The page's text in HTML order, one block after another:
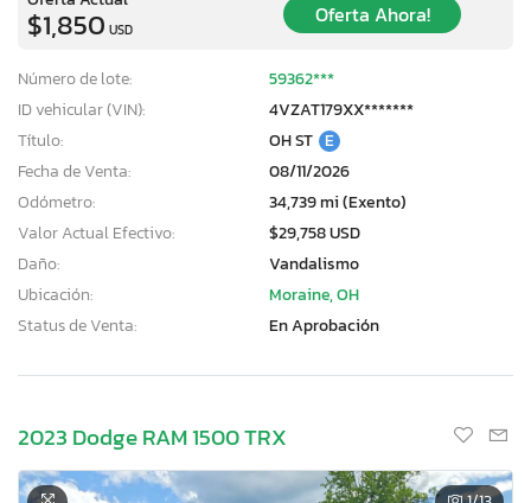
$1,850 USD
Oferta Ahora!
Número de lote:
59362***
ID vehicular (VIN):
4VZAT179XX*******
Título:
OH ST E
Fecha de Venta:
08/11/2026
Odómetro:
34,739 mi (Exento)
Valor Actual Efectivo:
$29,758 USD
Daño:
Vandalismo
Ubicación:
Moraine, OH
Status de Venta:
En Aprobación
2023 Dodge RAM 1500 TRX